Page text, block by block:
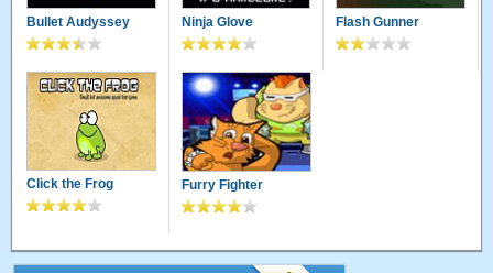
Bullet Audyssey Ninja Glove Flash Gunner
Click the Frog Furry Fighter